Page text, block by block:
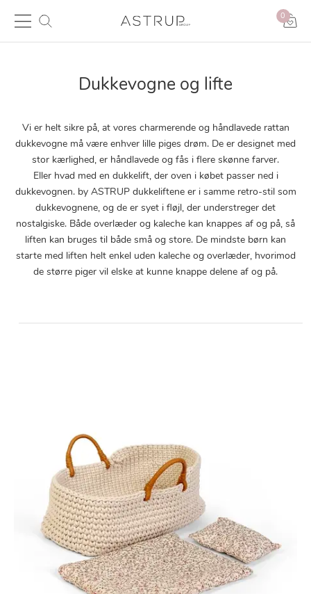
0
Dukkevogne og lifte
Vi er helt sikre på, at vores charmerende og håndlavede rattan
dukkevogne må være enhver lille piges drøm. De er designet med
stor kærlighed, er håndlavede og fås i flere skønne farver.
Eller hvad med en dukkelift, der oven i købet passer ned i
dukkevognen. by ASTRUP dukkeliftene er i samme retro-stil som
dukkevognene, og de er syet i fløjl, der understreger det
nostalgiske. Både overlæder og kaleche kan knappes af og på, så
liften kan bruges til både små og store. De mindste børn kan
starte med liften helt enkel uden kaleche og overlæder, hvorimod
de større piger vil elske at kunne knappe delene af og på.